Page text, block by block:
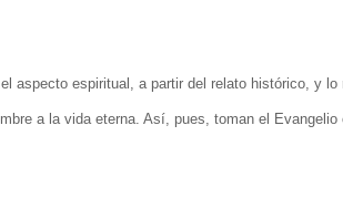
aspecto espiritual, a partir del relato histórico, y
a la vida eterna. Así, pues, toman el